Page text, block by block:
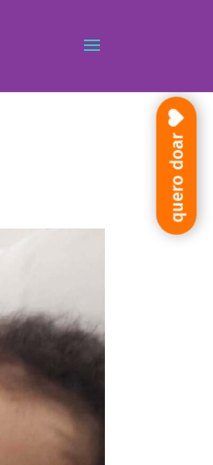
quero doar